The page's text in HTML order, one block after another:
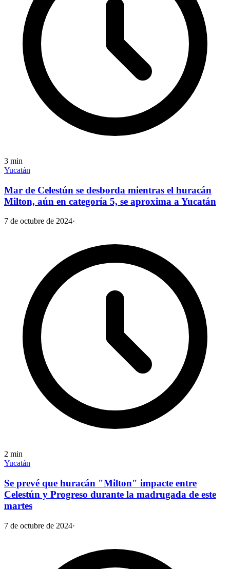
3 min
Yucatán
Mar de Celestún se desborda mientras el huracán
Milton, aún en categoría 5, se aproxima a Yucatán
7 de octubre de 2024·
2 min
Yucatán
Se prevé que huracán "Milton" impacte entre
Celestún y Progreso durante la madrugada de este
martes
7 de octubre de 2024·